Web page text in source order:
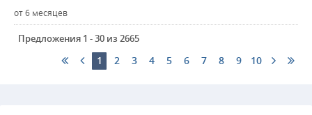
от 6 месяцев
Предложения 1 - 30 из 2665
1 2 3 4 5 6 7 8 9 10